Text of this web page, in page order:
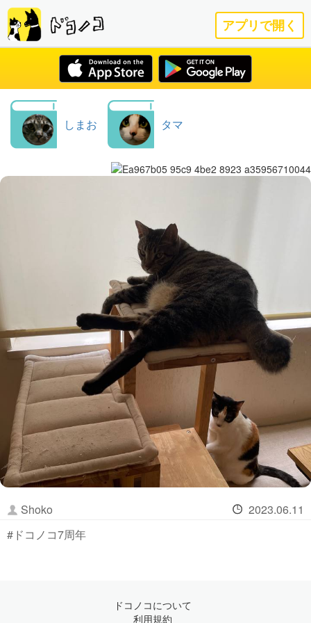
アプリで開く
しまお タマ
Shoko
2023.06.11
#ドコノコ7周年
ドコノコについて
利用規約